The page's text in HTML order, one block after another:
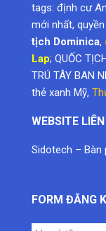
tags: định cư
mới nhất,
tịch Dominica,
Lap; QUỐC
TRÚ TÂY BAN
thẻ xanh Mỹ,
WEBSITE
Sidotech – Bàn
FORM ĐĂNG